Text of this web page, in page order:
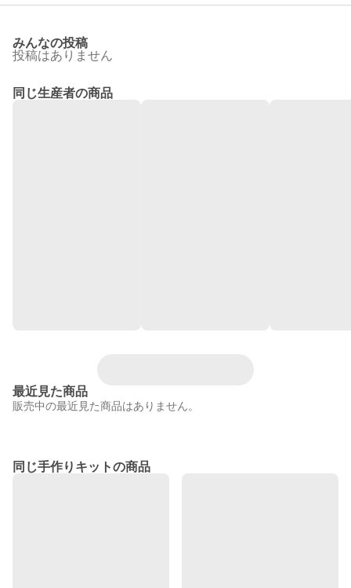
みんなの投稿
投稿はありません
同じ生産者の商品
最近見た商品
販売中の最近見た商品はありません。
同じ手作りキットの商品